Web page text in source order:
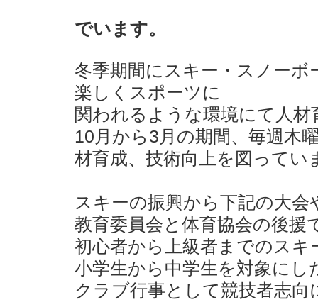
でいます。
冬季期間にスキー・スノーボ
楽しくスポーツに
関われるような環境にて人
10月から3月の期間、毎週木
材育成、技術向上を図ってい
スキーの振興から下記の大
教育委員会と体育協会の後援
初心者から上級者までのス
小学生から中学生を対象に
クラブ行事として競技者志